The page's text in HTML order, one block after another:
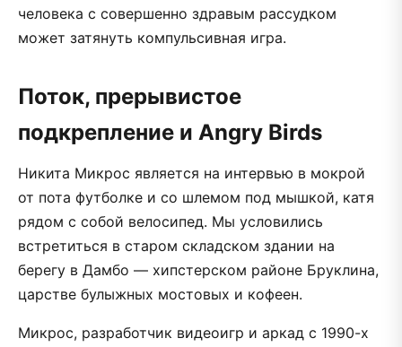
человека с совершенно здравым рассудком
может затянуть компульсивная игра.
Поток, прерывистое
подкрепление и Angry Birds
Никита Микрос является на интервью в мокрой
от пота футболке и со шлемом под мышкой, катя
рядом с собой велосипед. Мы условились
встретиться в старом складском здании на
берегу в Дамбо — хипстерском районе Бруклина,
царстве булыжных мостовых и кофеен.
Микрос, разработчик видеоигр и аркад с 1990-х